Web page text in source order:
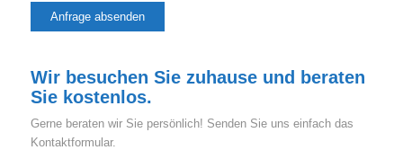
Wir besuchen Sie zuhause und beraten
Sie kostenlos.
Gerne beraten wir Sie persönlich! Senden Sie uns einfach das
Kontaktformular.